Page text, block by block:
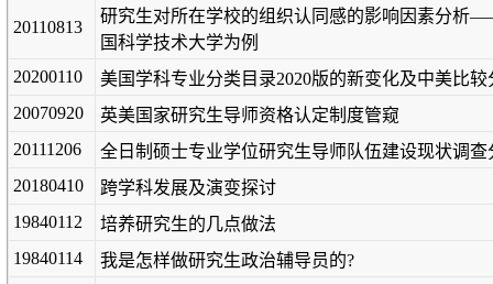
20110813
研究生对所在学校的组织认同感的影响因素分析
国科学技术大学为例
20200110
美国学科专业分类目录2020版的新变化及中美比较
20070920
英美国家研究生导师资格认定制度管窥
20111206
全日制硕士专业学位研究生导师队伍建设现状调查
20180410
跨学科发展及演变探讨
19840112
培养研究生的几点做法
19840114
我是怎样做研究生政治辅导员的?